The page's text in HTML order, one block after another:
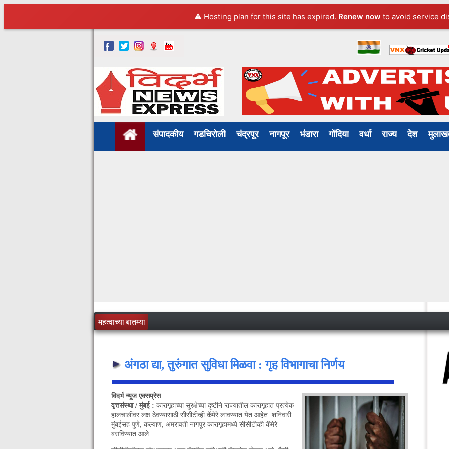
⚠️ Hosting plan for this site has expired. Renew now to avoid service
संपादकीय गडचिरोली चंद्रपूर नागपूर भंडारा गोंदिया वर्धा राज्य देश
महत्वाच्या बातम्या
अंगठा द्या, तुरुंगात सुविधा मिळवा : गृह विभागाचा निर्णय
विदर्भ न्यूज एक्सप्रेस
वृत्तसंस्था / मुंबई : कारागृहाच्या सुरक्षेच्या दृष्टीने राज्यातील कारागृहात प्रत्येक
हालचालींवर लक्ष ठेवण्यासाठी सीसीटीव्ही कॅमेरे लावण्यात येत आहेत. शनिवारी
मुंबईसह पुणे, कल्याण, अमरावती नागपूर कारागृहामध्ये सीसीटीव्ही कॅमेरे
बसविण्यात आले.